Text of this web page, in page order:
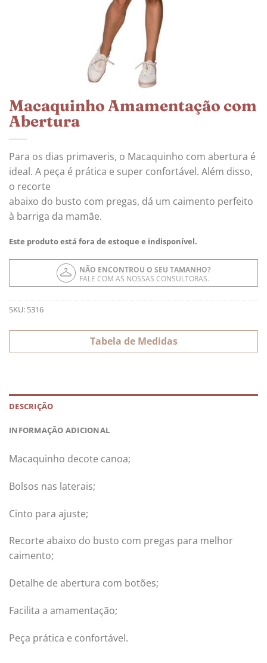
Macaquinho Amamentação com
Abertura
Para os dias primaveris, o Macaquinho com abertura é
ideal. A peça é prática e super confortável. Além disso,
o recorte
abaixo do busto com pregas, dá um caimento perfeito
à barriga da mamãe.
Este produto está fora de estoque e indisponível.
NÃO ENCONTROU O SEU TAMANHO?
FALE COM AS NOSSAS CONSULTORAS.
SKU: 5316
Tabela de Medidas
DESCRIÇÃO
INFORMAÇÃO ADICIONAL
Macaquinho decote canoa;
Bolsos nas laterais;
Cinto para ajuste;
Recorte abaixo do busto com pregas para melhor
caimento;
Detalhe de abertura com botões;
Facilita a amamentação;
Peça prática e confortável.